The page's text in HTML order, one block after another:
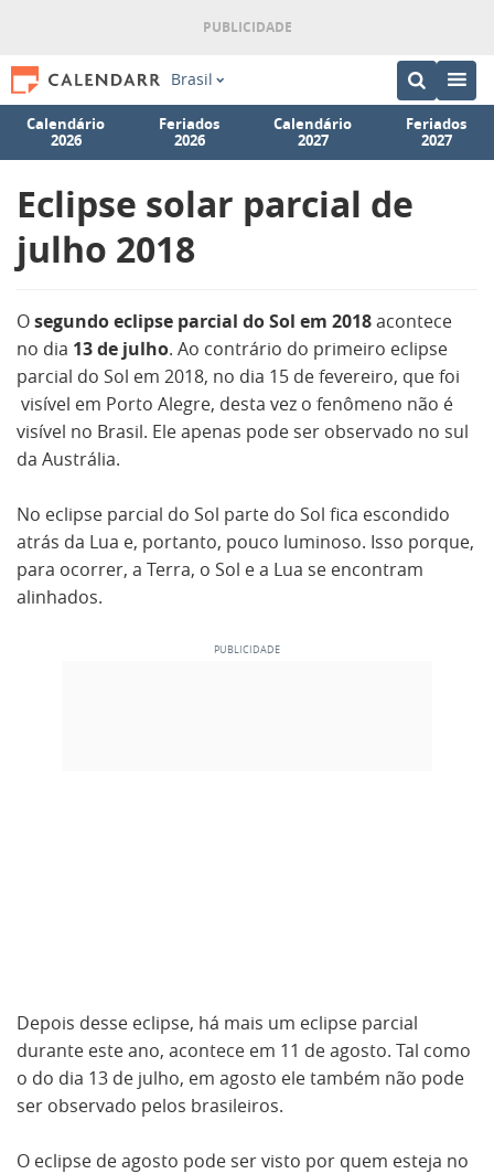
Brasil
Calendário
2026
Feriados
2026
Calendário
2027
Feriados
2027
Eclipse solar parcial de
julho 2018
Osegundo eclipse parcial do Sol em 2018acontece
no dia 13 de julho. Ao contrário do primeiro eclipse
parcial do Sol em 2018, no dia 15 de fevereiro, que foi
visível em Porto Alegre, desta vez o fenômeno não é
visível no Brasil. Ele apenas pode ser observado no sul
da Austrália.
No eclipse parcial do Sol parte do Sol fica escondido
atrás da Lua e, portanto, pouco luminoso. Isso porque,
para ocorrer, a Terra, o Sol e a Lua se encontram
alinhados.
Depois desse eclipse, há mais um eclipse parcial
durante este ano, acontece em 11 de agosto. Tal como
o do dia 13 de julho, em agosto ele também não pode
ser observado pelos brasileiros.
O eclipse de agosto pode ser visto por quem esteja no